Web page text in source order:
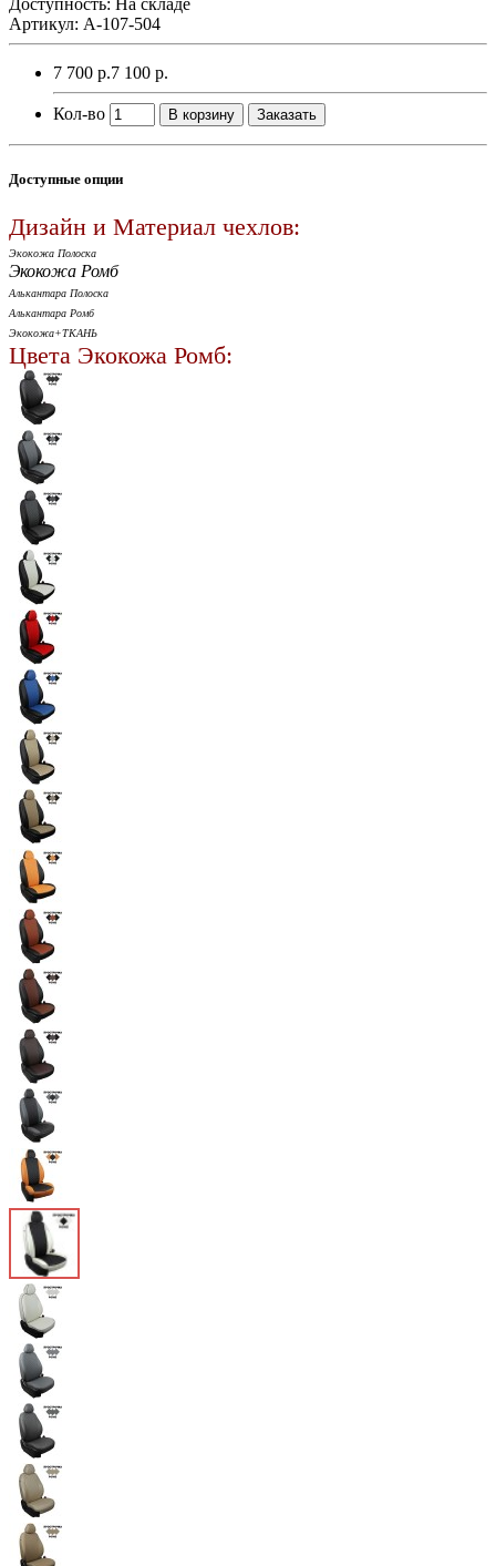
Артикул: A-107-504
7 700 р.7 100 р.
Кол-во В корзину Заказать
Доступные опции
Дизайн и Материал чехлов:
Экокожа Полоска
Экокожа Ромб
Алькантара Полоска
Алькантара Ромб
Экокожа+ТКАНЬ
Цвета Экокожа Ромб: